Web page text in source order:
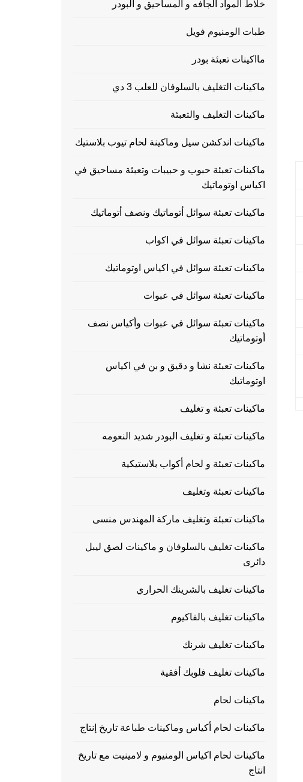
خلاط المواد الجافه و المساحيق و البودر
طبات الومنيوم فويل
مااكينات تعبئة بودر
ماكينات التغليف بالسلوفان للعلب 3 دي
ماكينات التغليف والتعبئة
ماكينات اندكشن سيل وماكينة لحام تيوب بلاستيك
ماكينات تعبئة حبوب و حبيبات وتعبئة مساحيق في
اكياس اوتوماتيك
ماكينات تعبئة سوائل أتوماتيك ونصف أتوماتيك
ماكينات تعبئة سوائل في اكواب
ماكينات تعبئة سوائل في اكياس اوتوماتيك
ماكينات تعبئة سوائل في عبوات
ماكينات تعبئة سوائل في عبوات وأكياس نصف
أوتوماتيك
ماكينات تعبئة نشا و دقيق و بن في اكياس
اوتوماتيك
ماكينات تعبئة و تغليف
ماكينات تعبئة و تغليف البودر شديد النعومه
ماكينات تعبئة و لحام أكواب بلاستيكية
ماكينات تعبئة وتغليف
ماكينات تعبئة وتغليف ماركة المهندس منسى
ماكينات تغليف بالسلوفان و ماكينات لصق ليبل
دائرى
ماكينات تغليف بالشرينك الحراري
ماكينات تغليف بالفاكيوم
ماكينات تغليف شرنك
ماكينات تغليف فلوبك أفقية
ماكينات لحام
ماكينات لحام أكياس وماكينات طباعة تاريخ إنتاج
ماكينات لحام اكياس الومنيوم و لامينيت مع تاريخ
انتاج